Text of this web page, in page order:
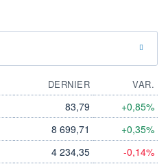
DERNIER
VAR.
83,79 +0,85%
8 699,71 +0,35%
4 234,35 -0,14%